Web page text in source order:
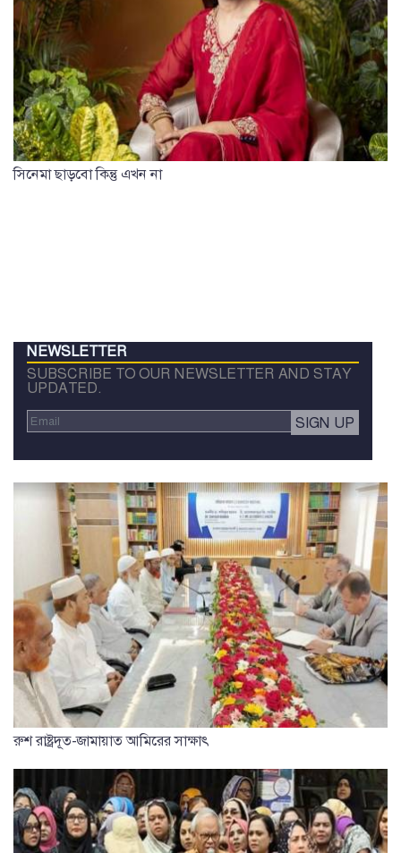
সিনেমা ছাড়বো কিন্তু এখন না
NEWSLETTER
SUBSCRIBE TO OUR NEWSLETTER AND STAY
UPDATED.
রুশ রাষ্ট্রদূত-জামায়াত আমিরের সাক্ষাৎ